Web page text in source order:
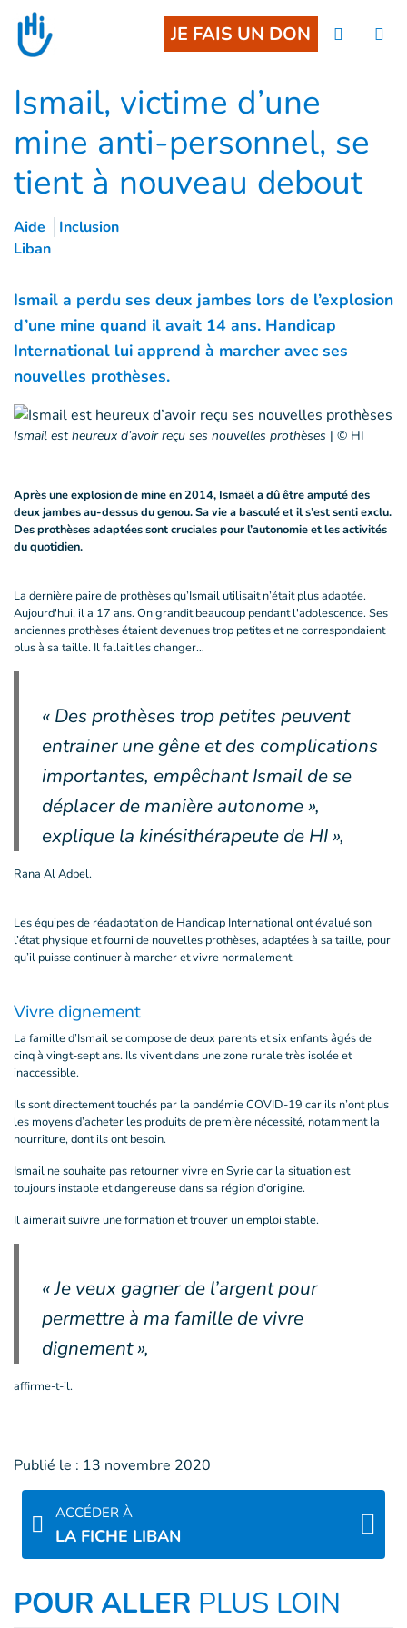
Goto main content
JE FAIS UN DON
Ismail, victime d’une
mine anti-personnel, se
tient à nouveau debout
Aide
Inclusion
Liban
Ismail a perdu ses deux jambes lors de l’explosion
d’une mine quand il avait 14 ans. Handicap
International lui apprend à marcher avec ses
nouvelles prothèses.
Ismail est heureux d’avoir reçu ses nouvelles prothèses | © HI
Après une explosion de mine en 2014, Ismaël a dû être amputé des
deux jambes au-dessus du genou. Sa vie a basculé et il s’est senti exclu.
Des prothèses adaptées sont cruciales pour l’autonomie et les activités
du quotidien.
La dernière paire de prothèses qu’Ismail utilisait n’était plus adaptée.
Aujourd'hui, il a 17 ans. On grandit beaucoup pendant l'adolescence. Ses
anciennes prothèses étaient devenues trop petites et ne correspondaient
plus à sa taille. Il fallait les changer…
« Des prothèses trop petites peuvent
entrainer une gêne et des complications
importantes, empêchant Ismail de se
déplacer de manière autonome »,
explique la kinésithérapeute de HI »,
Rana Al Adbel.
Les équipes de réadaptation de Handicap International ont évalué son
l’état physique et fourni de nouvelles prothèses, adaptées à sa taille, pour
qu’il puisse continuer à marcher et vivre normalement.
Vivre dignement
La famille d’Ismail se compose de deux parents et six enfants âgés de
cinq à vingt-sept ans. Ils vivent dans une zone rurale très isolée et
inaccessible.
Ils sont directement touchés par la pandémie COVID-19 car ils n’ont plus
les moyens d’acheter les produits de première nécessité, notamment la
nourriture, dont ils ont besoin.
Ismail ne souhaite pas retourner vivre en Syrie car la situation est
toujours instable et dangereuse dans sa région d’origine.
Il aimerait suivre une formation et trouver un emploi stable.
« Je veux gagner de l’argent pour
permettre à ma famille de vivre
dignement »,
affirme-t-il.
Publié le : 13 novembre 2020
ACCÉDER À
LA FICHE LIBAN
POUR ALLER PLUS LOIN